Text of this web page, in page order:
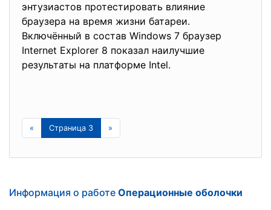
энтузиастов протестировать влияние
браузера на время жизни батареи.
Включённый в состав Windows 7 браузер
Internet Explorer 8 показал наилучшие
результаты на платформе Intel.
« Страница 3 »
Информация о работе Операционные оболочки